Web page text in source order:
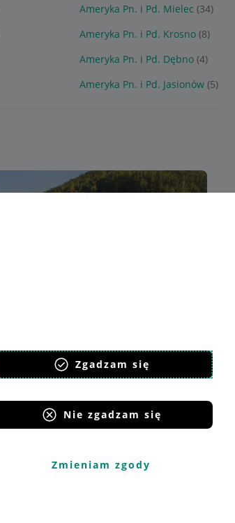
Zgadzam się
Nie zgadzam się
Zmieniam zgody
Ameryka Pn. i Pd. Mielec (34)
Ameryka Pn. i Pd. Krosno (8)
Ameryka Pn. i Pd. Dębno (4)
Ameryka Pn. i Pd. Jasionów (5)